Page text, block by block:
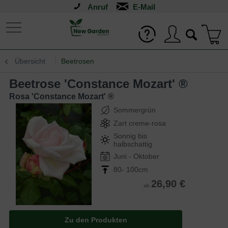
Anruf
Übersicht Beetrosen
Beetrose 'Constance Mozart' ®
Rosa 'Constance Mozart' ®
Sommergrün
Zart creme-rosa
Sonnig bis
halbschattig
Juni - Oktober
80- 100cm
ab 26,90 €
Zu den Produkten